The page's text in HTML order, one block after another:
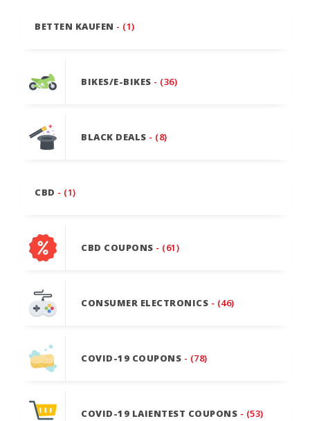
BETTEN KAUFEN - (1)
BIKES/E-BIKES - (36)
BLACK DEALS - (8)
CBD - (1)
CBD COUPONS - (61)
CONSUMER ELECTRONICS - (46)
COVID-19 COUPONS - (78)
COVID-19 LAIENTEST COUPONS - (53)